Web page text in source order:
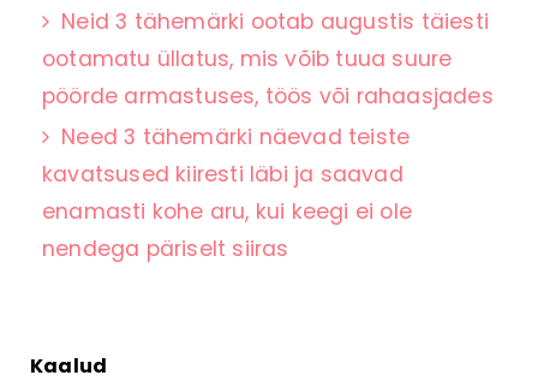
Neid 3 tähemärki ootab augustis täiesti
ootamatu üllatus, mis võib tuua suure
pöörde armastuses, töös või rahaasjades
Need 3 tähemärki näevad teiste
kavatsused kiiresti läbi ja saavad
enamasti kohe aru, kui keegi ei ole
nendega päriselt siiras
Kaalud